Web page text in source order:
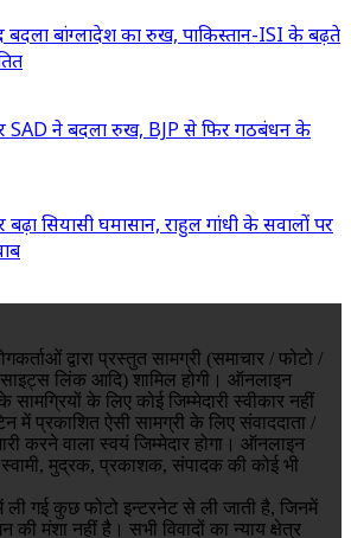
बांग्लादेश का रुख, पाकिस्तान-ISI के बढ़ते
SAD ने बदला रुख, BJP से फिर गठबंधन के
सियासी घमासान, राहुल गांधी के सवालों पर
द्वारा प्रस्तुत सामग्री (समाचार / फोटो /
लिंक आदि) शामिल होगी। ऑनलाइन
के लिए कोई जिम्मेदारी स्वीकार नहीं
प्रकाशित ऐसी सामग्री के लिए संवाददाता /
करने वाला स्वयं जिम्मेदार होगा। ऑनलाइन
मुद्रक, प्रकाशक, संपादक की कोई भी
ली गई कुछ फोटो इन्टरनेट से ली जाती है, जिनमें
की मंशा नहीं है। सभी विवादों का न्याय क्षेत्र